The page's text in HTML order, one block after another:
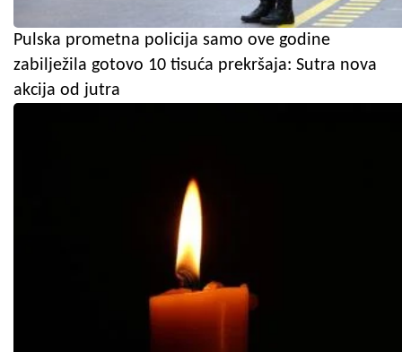
Pulska prometna policija samo ove godine
zabilježila gotovo 10 tisuća prekršaja: Sutra nova
akcija od jutra